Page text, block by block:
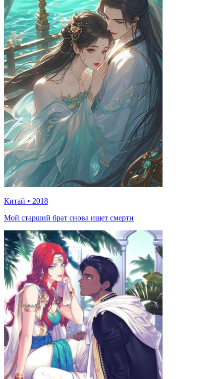
Китай • 2018
Мой старший брат снова ищет смерти